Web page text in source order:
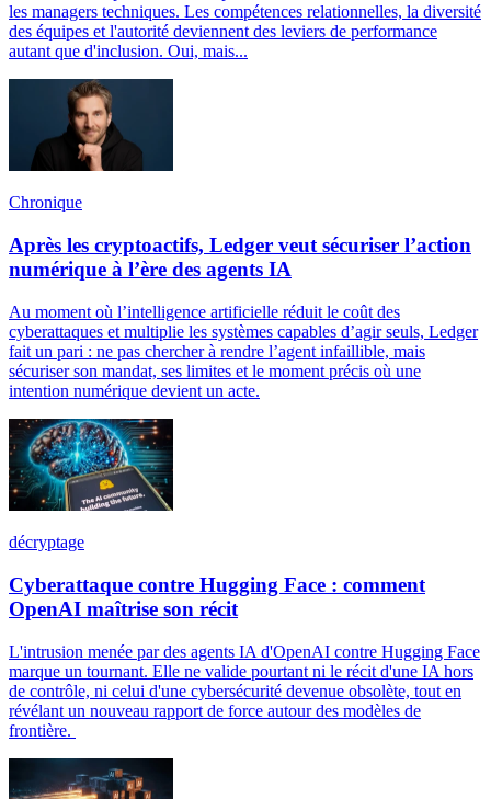
les managers techniques. Les compétences relationnelles, la diversité
des équipes et l'autorité deviennent des leviers de performance
autant que d'inclusion. Oui, mais...
Chronique
Après les cryptoactifs, Ledger veut sécuriser l’action
numérique à l’ère des agents IA
Au moment où l’intelligence artificielle réduit le coût des
cyberattaques et multiplie les systèmes capables d’agir seuls, Ledger
fait un pari : ne pas chercher à rendre l’agent infaillible, mais
sécuriser son mandat, ses limites et le moment précis où une
intention numérique devient un acte.
décryptage
Cyberattaque contre Hugging Face : comment
OpenAI maîtrise son récit
L'intrusion menée par des agents IA d'OpenAI contre Hugging Face
marque un tournant. Elle ne valide pourtant ni le récit d'une IA hors
de contrôle, ni celui d'une cybersécurité devenue obsolète, tout en
révélant un nouveau rapport de force autour des modèles de
frontière.